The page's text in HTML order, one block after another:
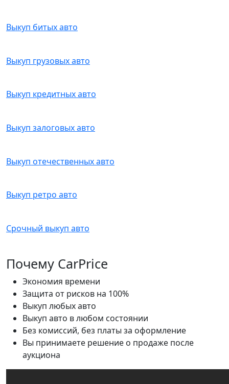
Выкуп битых авто
Выкуп грузовых авто
Выкуп кредитных авто
Выкуп залоговых авто
Выкуп отечественных авто
Выкуп ретро авто
Срочный выкуп авто
Почему CarPrice
Экономия времени
Защита от рисков на 100%
Выкуп любых авто
Выкуп авто в любом состоянии
Без комиссий, без платы за оформление
Вы принимаете решение о продаже после
аукциона